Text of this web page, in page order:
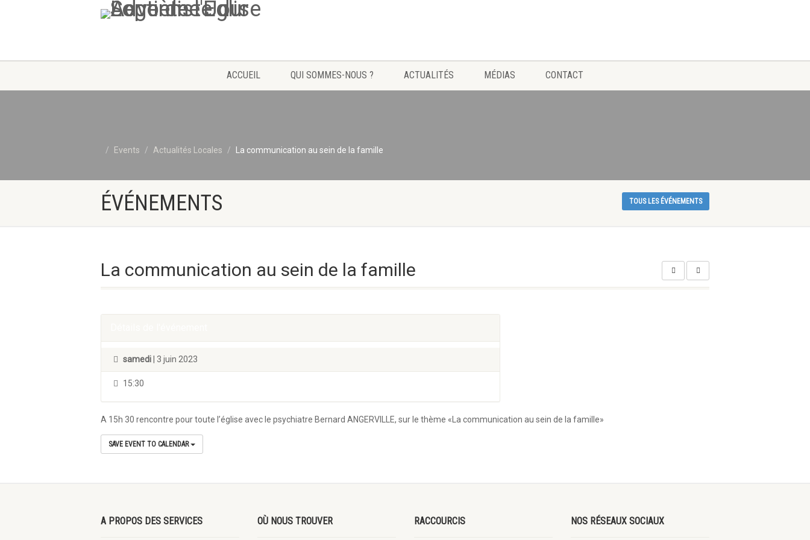
ACCUEIL QUI SOMMES-NOUS ? ACTUALITÉS MÉDIAS CONTACT
Events Actualités Locales La communication au sein de la famille
ÉVÉNEMENTS TOUS LES ÉVÉNEMENTS
La communication au sein de la famille
samedi | 3 juin 2023
15:30
A 15h 30 rencontre pour toute l’église avec le psychiatre Bernard ANGERVILLE, sur le thème «La communication au sein de la famille»
SAVE EVENT TO CALENDAR
A PROPOS DES SERVICES OÙ NOUS TROUVER RACCOURCIS NOS RÉSEAUX SOCIAUX